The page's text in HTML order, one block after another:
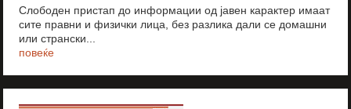
Слободен пристап до информации од јавен карактер имаат
сите правни и физички лица, без разлика дали се домашни
или странски...
повеќе